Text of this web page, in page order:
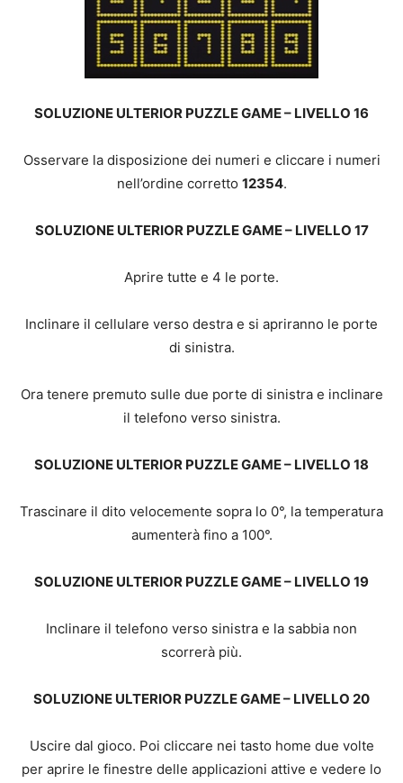
SOLUZIONE ULTERIOR PUZZLE GAME – LIVELLO 16
Osservare la disposizione dei numeri e cliccare i numeri
nell’ordine corretto 12354.
SOLUZIONE ULTERIOR PUZZLE GAME – LIVELLO 17
Aprire tutte e 4 le porte.
Inclinare il cellulare verso destra e si apriranno le porte
di sinistra.
Ora tenere premuto sulle due porte di sinistra e inclinare
il telefono verso sinistra.
SOLUZIONE ULTERIOR PUZZLE GAME – LIVELLO 18
Trascinare il dito velocemente sopra lo 0°, la temperatura
aumenterà fino a 100°.
SOLUZIONE ULTERIOR PUZZLE GAME – LIVELLO 19
Inclinare il telefono verso sinistra e la sabbia non
scorrerà più.
SOLUZIONE ULTERIOR PUZZLE GAME – LIVELLO 20
Uscire dal gioco. Poi cliccare nei tasto home due volte
per aprire le finestre delle applicazioni attive e vedere lo